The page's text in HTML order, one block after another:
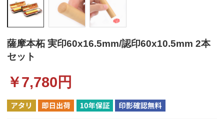
薩摩本柘 実印60x16.5mm/認印60x10.5mm 2本
セット
￥7,780 円